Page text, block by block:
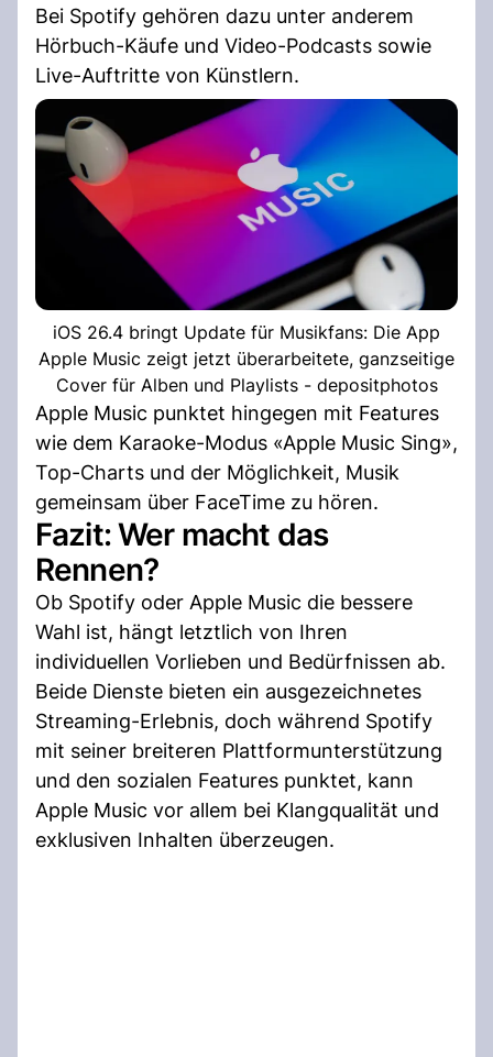
Bei Spotify gehören dazu unter anderem
Hörbuch-Käufe und Video-Podcasts sowie
Live-Auftritte von Künstlern.
iOS 26.4 bringt Update für Musikfans: Die App
Apple Music zeigt jetzt überarbeitete, ganzseitige
Cover für Alben und Playlists - depositphotos
Apple Music punktet hingegen mit Features
wie dem Karaoke-Modus «Apple Music Sing»,
Top-Charts und der Möglichkeit, Musik
gemeinsam über FaceTime zu hören.
Fazit: Wer macht das
Rennen?
Ob Spotify oder Apple Music die bessere
Wahl ist, hängt letztlich von Ihren
individuellen Vorlieben und Bedürfnissen ab.
Beide Dienste bieten ein ausgezeichnetes
Streaming-Erlebnis, doch während Spotify
mit seiner breiteren Plattformunterstützung
und den sozialen Features punktet, kann
Apple Music vor allem bei Klangqualität und
exklusiven Inhalten überzeugen.